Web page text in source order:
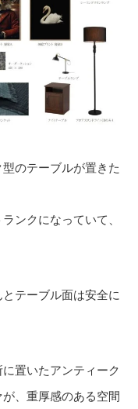
のテーブルが置きた
ンクになっていて、
テーブル面は安全に
置いたアンティーク
、重厚感のある空間